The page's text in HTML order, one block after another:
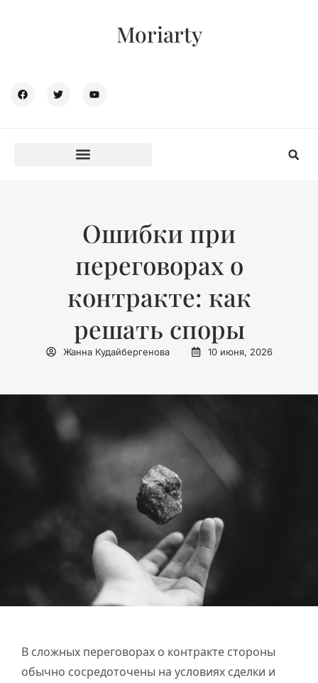
Moriarty
Ошибки при
переговорах о
контракте: как
решать споры
Жанна Кудайбергенова 10 июня, 2026
В сложных переговорах о контракте стороны
обычно сосредоточены на условиях сделки и